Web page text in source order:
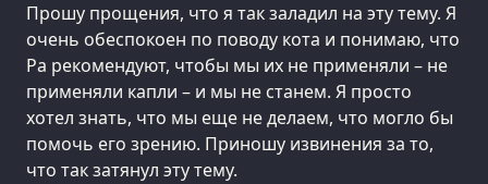
Прошу прощения, что я так заладил на эту тему. Я
очень обеспокоен по поводу кота и понимаю, что
Ра рекомендуют, чтобы мы их не применяли – не
применяли капли – и мы не станем. Я просто
хотел знать, что мы еще не делаем, что могло бы
помочь его зрению. Приношу извинения за то,
что так затянул эту тему.